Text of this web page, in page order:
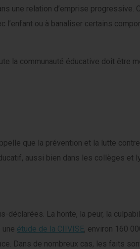
une relation d’emprise progressive.
l’enfant ou à banaliser certains
la communauté éducative doit être
que la prévention et la lutte
aussi bien dans les collèges et
La honte, la peur, la
étude de la CIIVISE, environ 160
Dans de nombreux cas, les faits